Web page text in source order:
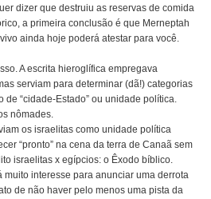
dizer que destruiu as reservas de comida
a primeira conclusão é que Merneptah
ainda hoje poderá atestar para você.
A escrita hieroglífica empregava
serviam para determinar (dã!) categorias
de “cidade-Estado” ou unidade política.
nômades.
os israelitas como unidade política
“pronto” na cena da terra de Canaã sem
israelitas x egípcios: o Êxodo bíblico.
interesse para anunciar uma derrota
de não haver pelo menos uma pista da